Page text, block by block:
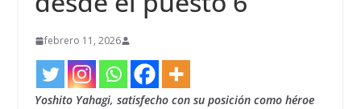
febrero 11, 2026
Yoshito Yahagi, satisfecho con su posición como héroe